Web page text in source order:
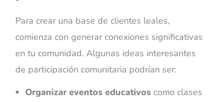
Para crear una base de clientes leales,
comienza con generar conexiones significativas
en tu comunidad. Algunas ideas interesantes
de participación comunitaria podrían ser:
Organizar eventos educativos como clases